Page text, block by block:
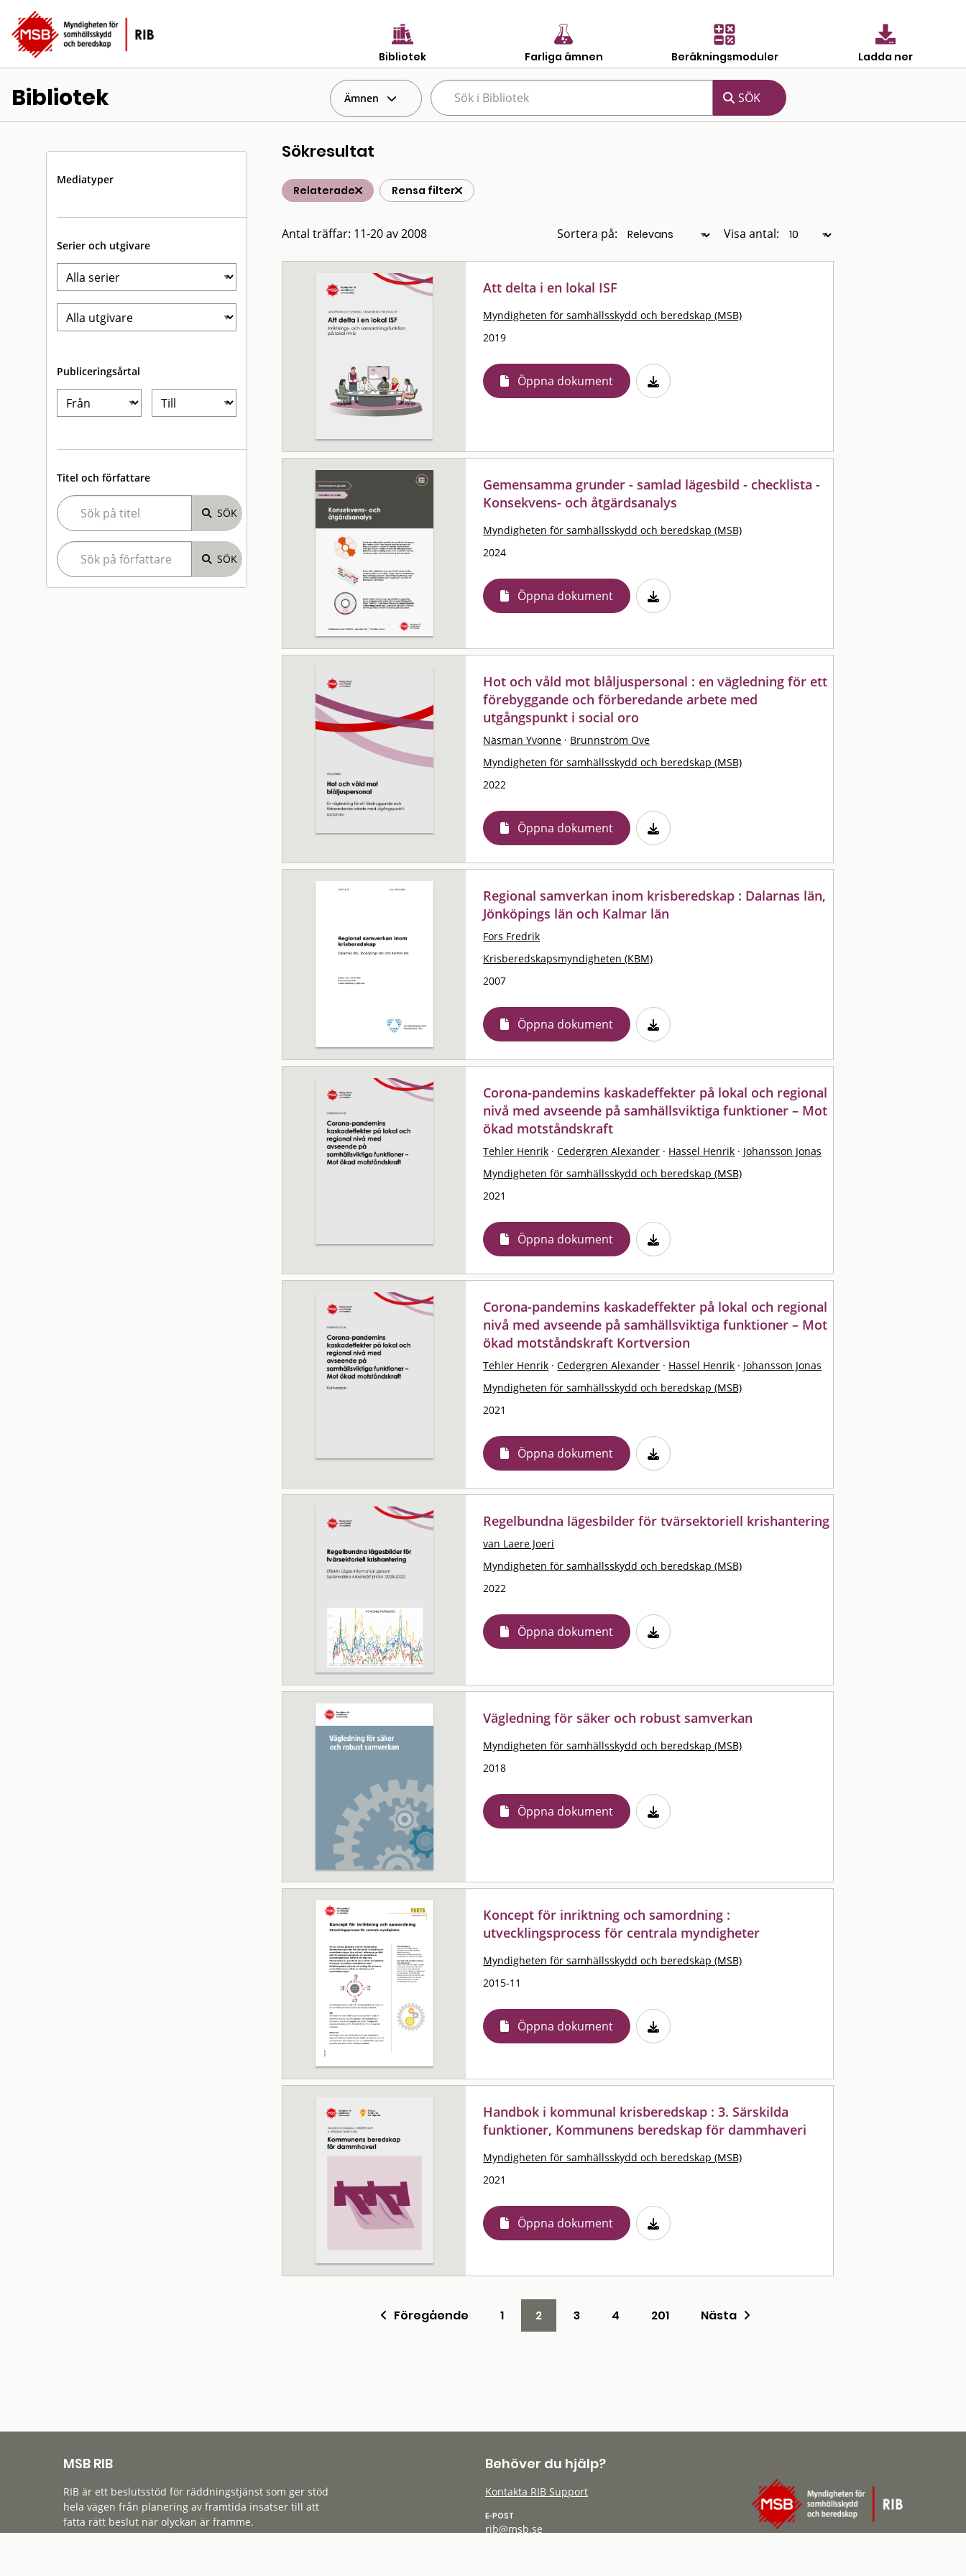
Bibliotek Farliga ämnen Beräkningsmoduler Ladda ner
Bibliotek Ämnen
Mediatyper
Serier och utgivare
Publiceringsårtal
Titel och författare
Sökresultat
Relaterade Rensa filter
Antal träffar: 11-20 av 2008 Sortera på: Visa antal:
Att delta i en lokal ISF
Myndigheten för samhällsskydd och beredskap (MSB)
2019
Öppna dokument
Gemensamma grunder - samlad lägesbild - checklista -
Konsekvens- och åtgärdsanalys
Myndigheten för samhällsskydd och beredskap (MSB)
2024
Öppna dokument
Hot och våld mot blåljuspersonal : en vägledning för ett
förebyggande och förberedande arbete med
utgångspunkt i social oro
Näsman Yvonne · Brunnström Ove
Myndigheten för samhällsskydd och beredskap (MSB)
2022
Öppna dokument
Regional samverkan inom krisberedskap : Dalarnas län,
Jönköpings län och Kalmar län
Fors Fredrik
Krisberedskapsmyndigheten (KBM)
2007
Öppna dokument
Corona-pandemins kaskadeffekter på lokal och regional
nivå med avseende på samhällsviktiga funktioner – Mot
ökad motståndskraft
Tehler Henrik · Cedergren Alexander · Hassel Henrik · Johansson Jonas
Myndigheten för samhällsskydd och beredskap (MSB)
2021
Öppna dokument
Corona-pandemins kaskadeffekter på lokal och regional
nivå med avseende på samhällsviktiga funktioner – Mot
ökad motståndskraft Kortversion
Tehler Henrik · Cedergren Alexander · Hassel Henrik · Johansson Jonas
Myndigheten för samhällsskydd och beredskap (MSB)
2021
Öppna dokument
Regelbundna lägesbilder för tvärsektoriell krishantering
van Laere Joeri
Myndigheten för samhällsskydd och beredskap (MSB)
2022
Öppna dokument
Vägledning för säker och robust samverkan
Myndigheten för samhällsskydd och beredskap (MSB)
2018
Öppna dokument
Koncept för inriktning och samordning :
utvecklingsprocess för centrala myndigheter
Myndigheten för samhällsskydd och beredskap (MSB)
2015-11
Öppna dokument
Handbok i kommunal krisberedskap : 3. Särskilda
funktioner, Kommunens beredskap för dammhaveri
Myndigheten för samhällsskydd och beredskap (MSB)
2021
Öppna dokument
Föregående 1 2 3 4 201 Nästa
MSB RIB
RIB är ett beslutsstöd för räddningstjänst som ger stöd
hela vägen från planering av framtida insatser till att
fatta rätt beslut när olyckan är framme.
Behöver du hjälp?
Kontakta RIB Support
E-POST
rib@msb.se